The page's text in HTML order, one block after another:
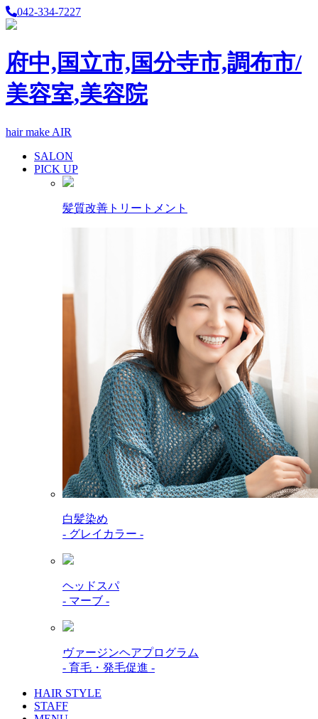
042-334-7227
府中,国立市,国分寺市,調布市/
美容室,美容院
hair make AIR
SALON
PICK UP
髪質改善トリートメント
白髪染め
- グレイカラー -
ヘッドスパ
- マーブ -
ヴァージンヘアプログラム
- 育毛・発毛促進 -
HAIR STYLE
STAFF